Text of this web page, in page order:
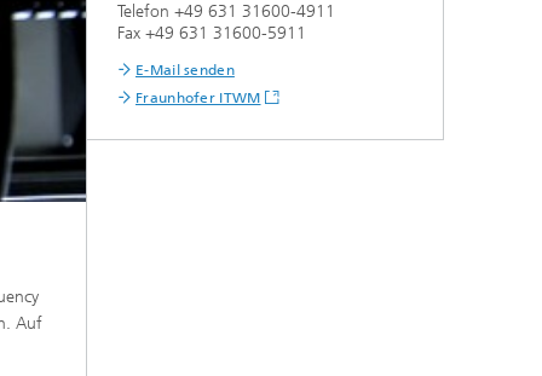
Auf
Telefon +49 631 31600-4911
Fax +49 631 31600-5911
E-Mail senden
Fraunhofer ITWM